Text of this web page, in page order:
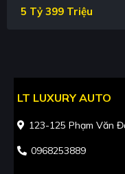
5 Tỷ 399 Triệu
LT LUXURY AUTO
123-125 Phạm Văn
0968253889